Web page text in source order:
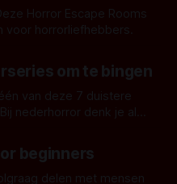
Horror Escape Rooms
horrorliefhebbers.
om te bingen
van deze 7 duistere
Maar Nederlandse horror
aantal Nederlandse tv-
series uit het duistere of horrorgenre. Als
beginners
delen met mensen